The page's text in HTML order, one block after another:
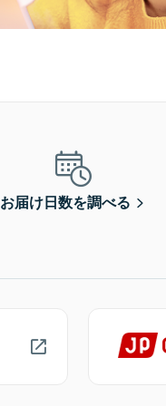
お届け日数を調べる